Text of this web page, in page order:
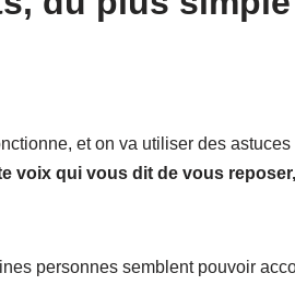
et on va utiliser des astuces
voix qui vous dit de vous
personnes semblent pouvoir